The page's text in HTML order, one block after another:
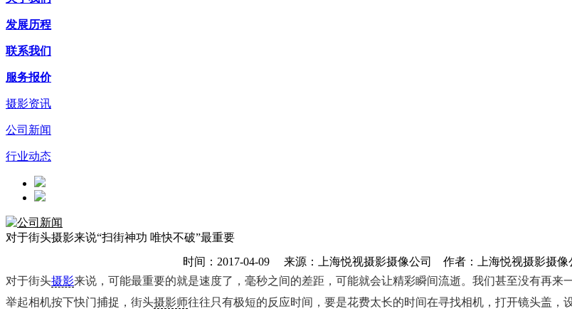
发展历程
联系我们
服务报价
摄影资讯
公司新闻
行业动态
对于街头摄影来说“扫街神功 唯快不破”最重要
时间：2017-04-09 来源：上海悦视摄影摄像公司 作者：上海悦视摄影摄像
对于街头摄影来说，可能最重要的就是速度了，毫秒之间的差距，可能就会让精彩瞬间流逝。我们甚至没有再
举起相机按下快门捕捉，街头摄影师往往只有极短的反应时间，要是花费太长的时间在寻找相机，打开镜头盖，